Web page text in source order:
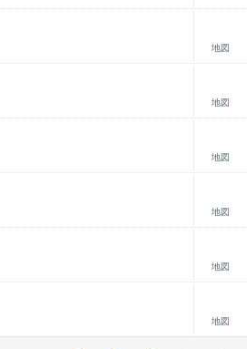
地図
地図
地図
地図
地図
地図